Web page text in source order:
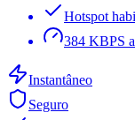
Hotspot
384 KBPS
Instantâneo
Seguro